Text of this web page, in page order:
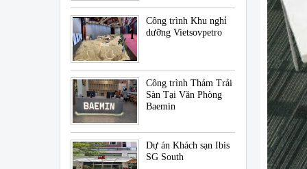
Công trình Khu nghỉ
dưỡng Vietsovpetro
Công trình Thảm Trải
Sàn Tại Văn Phòng
Baemin
Dự án Khách sạn Ibis
SG South